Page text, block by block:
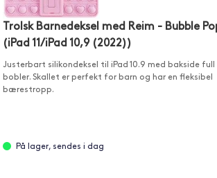
Trolsk Barnedeksel med Reim - Bubble
(iPad 11/iPad 10,9 (2022))
Justerbart silikondeksel til iPad 10.9 med bakside full
bobler. Skallet er perfekt for barn og har en fleksibel
bærestropp.
På lager, sendes i dag